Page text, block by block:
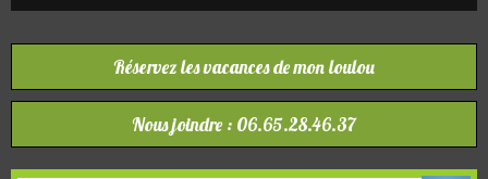
Réservez les vacances de mon loulou
Nous joindre : 06.65.28.46.37